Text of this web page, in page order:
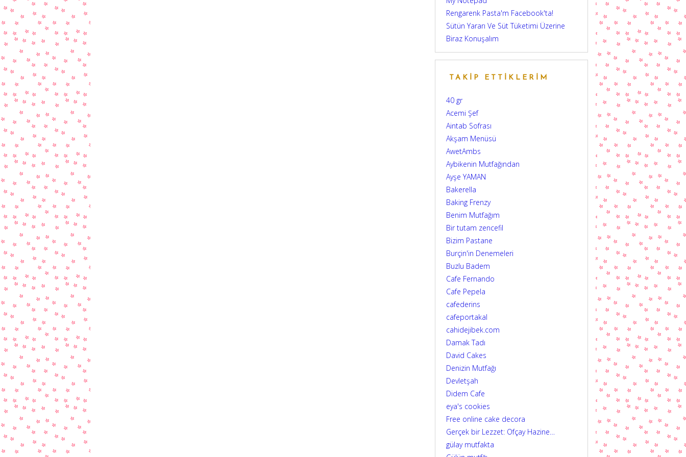
Rengarenk Pasta'm Facebook'ta!
Sütün Yararı Ve Süt Tüketimi Üzerine
Biraz Konuşalım
TAKIP ETTIKLERIM
40 gr
Acemi Şef
Aintab Sofrası
Akşam Menüsü
AwetAmbs
Aybikenin Mutfağından
Ayşe YAMAN
Bakerella
Baking Frenzy
Benim Mutfağım
Bir tutam zencefil
Bizim Pastane
Burçin'in Denemeleri
Buzlu Badem
Cafe Fernando
Cafe Pepela
cafederins
cafeportakal
cahidejibek.com
Damak Tadı
David Cakes
Denizin Mutfağı
Devletşah
Didem Cafe
eya's cookies
Free online cake decora
Gerçek bir Lezzet: Ofçay Hazine…
gülay mutfakta